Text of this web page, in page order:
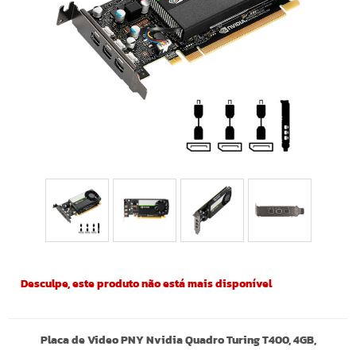
Desculpe, este produto não está mais disponível
Placa de Video PNY Nvidia Quadro Turing T400, 4GB,